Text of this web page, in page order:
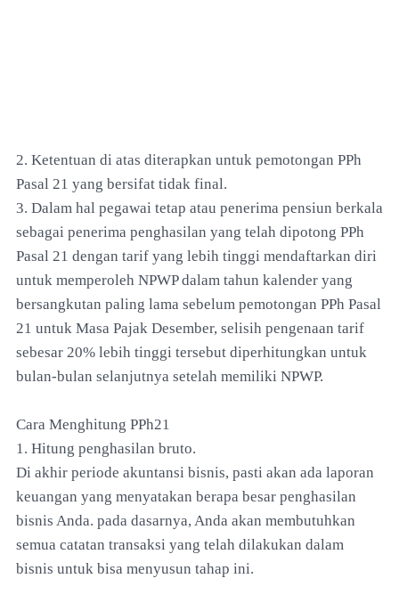
2. Ketentuan di atas diterapkan untuk pemotongan PPh
Pasal 21 yang bersifat tidak final.
3. Dalam hal pegawai tetap atau penerima pensiun berkala
sebagai penerima penghasilan yang telah dipotong PPh
Pasal 21 dengan tarif yang lebih tinggi mendaftarkan diri
untuk memperoleh NPWP dalam tahun kalender yang
bersangkutan paling lama sebelum pemotongan PPh Pasal
21 untuk Masa Pajak Desember, selisih pengenaan tarif
sebesar 20% lebih tinggi tersebut diperhitungkan untuk
bulan-bulan selanjutnya setelah memiliki NPWP.
Cara Menghitung PPh21
1. Hitung penghasilan bruto.
Di akhir periode akuntansi bisnis, pasti akan ada laporan
keuangan yang menyatakan berapa besar penghasilan
bisnis Anda. pada dasarnya, Anda akan membutuhkan
semua catatan transaksi yang telah dilakukan dalam
bisnis untuk bisa menyusun tahap ini.